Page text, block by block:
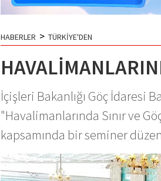
HABERLER > TÜRKİYE'DEN
İçişleri Bakanlığı Göç İdaresi
"Havalimanlarında Sınır ve
kapsamında bir seminer